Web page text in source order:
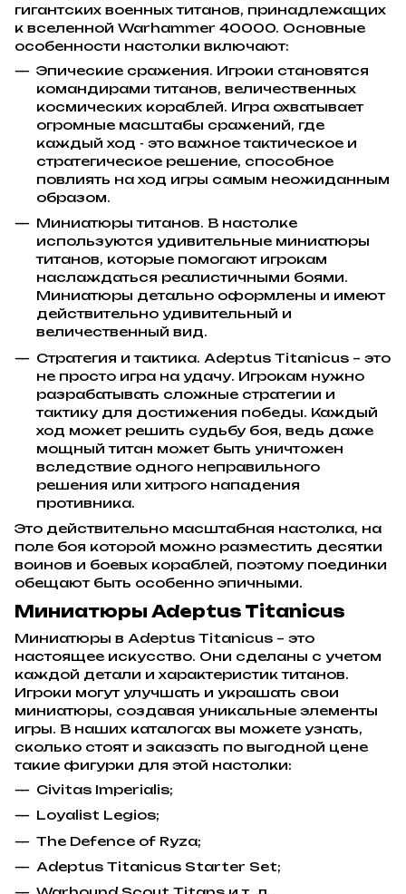
гигантских военных титанов, принадлежащих
к вселенной Warhammer 40000. Основные
особенности настолки включают:
Эпические сражения. Игроки становятся
командирами титанов, величественных
космических кораблей. Игра охватывает
огромные масштабы сражений, где
каждый ход - это важное тактическое и
стратегическое решение, способное
повлиять на ход игры самым неожиданным
образом.
Миниатюры титанов. В настолке
используются удивительные миниатюры
титанов, которые помогают игрокам
наслаждаться реалистичными боями.
Миниатюры детально оформлены и имеют
действительно удивительный и
величественный вид.
Стратегия и тактика. Adeptus Titanicus – это
не просто игра на удачу. Игрокам нужно
разрабатывать сложные стратегии и
тактику для достижения победы. Каждый
ход может решить судьбу боя, ведь даже
мощный титан может быть уничтожен
вследствие одного неправильного
решения или хитрого нападения
противника.
Это действительно масштабная настолка, на
поле боя которой можно разместить десятки
воинов и боевых кораблей, поэтому поединки
обещают быть особенно эпичными.
Миниатюры Adeptus Titanicus
Миниатюры в Adeptus Titanicus – это
настоящее искусство. Они сделаны с учетом
каждой детали и характеристик титанов.
Игроки могут улучшать и украшать свои
миниатюры, создавая уникальные элементы
игры. В наших каталогах вы можете узнать,
сколько стоят и заказать по выгодной цене
такие фигурки для этой настолки:
Civitas Imperialis;
Loyalist Legios;
The Defence of Ryza;
Adeptus Titanicus Starter Set;